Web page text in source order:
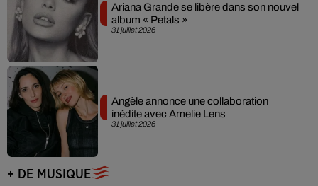
31 juillet 2026
Ariana Grande se libère dans son nouvel
album « Petals »
31 juillet 2026
Angèle annonce une collaboration
inédite avec Amelie Lens
+ DE MUSIQUE